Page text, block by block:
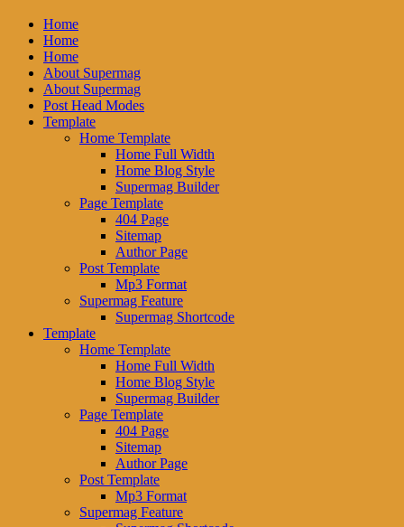
Home
Home
Home
About Supermag
About Supermag
Post Head Modes
Template
Home Template
Home Full Width
Home Blog Style
Supermag Builder
Page Template
404 Page
Sitemap
Author Page
Post Template
Mp3 Format
Supermag Feature
Supermag Shortcode
Template
Home Template
Home Full Width
Home Blog Style
Supermag Builder
Page Template
404 Page
Sitemap
Author Page
Post Template
Mp3 Format
Supermag Feature